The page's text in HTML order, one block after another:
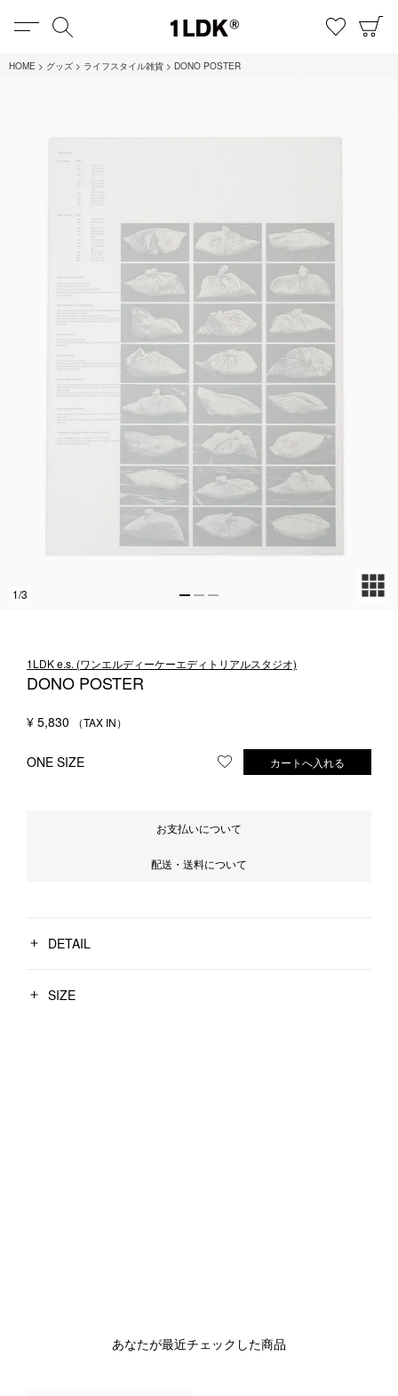
MENU お気に
在庫あり
全てのアイテム
限定
セール
全てのブランド
UNIVERSAL PRODUCTS.
MY___
1LDK STAND
SEARCH
HOME グッズ ライフスタイル雑貨 DONO POSTER
1/3
1LDK e.s. (ワンエルディーケーエディトリアルスタジオ)
DONO POSTER
¥ 5,830
ONE SIZE お気に入りに登録する
カートへ入れる
お支払いについて
配送・送料について
DETAIL
SIZE
あなたが最近チェックした商品